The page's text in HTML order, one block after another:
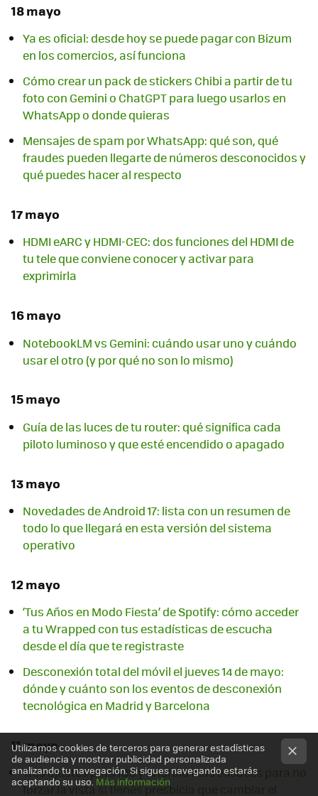
18 mayo
Ya es oficial: desde hoy se puede pagar con Bizum
en los comercios, así funciona
Cómo crear un pack de stickers Chibi a partir de tu
foto con Gemini o ChatGPT para luego usarlos en
WhatsApp o donde quieras
Mensajes de spam por WhatsApp: qué son, qué
fraudes pueden llegarte de números desconocidos y
qué puedes hacer al respecto
17 mayo
HDMI eARC y HDMI-CEC: dos funciones del HDMI de
tu tele que conviene conocer y activar para
exprimirla
16 mayo
NotebookLM vs Gemini: cuándo usar uno y cuándo
usar el otro (y por qué no son lo mismo)
15 mayo
Guía de las luces de tu router: qué significa cada
piloto luminoso y que esté encendido o apagado
13 mayo
Novedades de Android 17: lista con un resumen de
todo lo que llegará en esta versión del sistema
operativo
12 mayo
‘Tus Años en Modo Fiesta’ de Spotify: cómo acceder
a tu Wrapped con tus estadísticas de escucha
desde el día que te registraste
Desconexión total del móvil el jueves 14 de mayo:
dónde y cuánto son los eventos de desconexión
tecnológica en Madrid y Barcelona
11 mayo
Tres ajustes para iOS y Android más eficaces para no
forzar la vista si tienes presbicia que cambiar el
Utilizamos cookies de terceros para generar estadísticas
de audiencia y mostrar publicidad personalizada
analizando tu navegación. Si sigues navegando estarás
aceptando su uso.Más información